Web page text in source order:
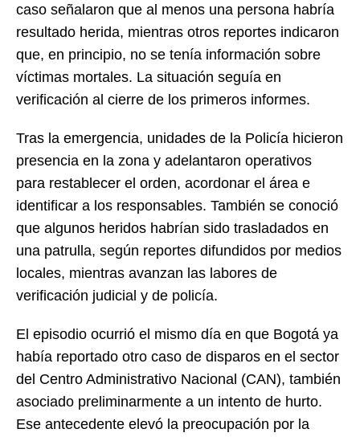
caso señalaron que al menos una persona habría
resultado herida, mientras otros reportes indicaron
que, en principio, no se tenía información sobre
víctimas mortales. La situación seguía en
verificación al cierre de los primeros informes.
Tras la emergencia, unidades de la Policía hicieron
presencia en la zona y adelantaron operativos
para restablecer el orden, acordonar el área e
identificar a los responsables. También se conoció
que algunos heridos habrían sido trasladados en
una patrulla, según reportes difundidos por medios
locales, mientras avanzan las labores de
verificación judicial y de policía.
El episodio ocurrió el mismo día en que Bogotá ya
había reportado otro caso de disparos en el sector
del Centro Administrativo Nacional (CAN), también
asociado preliminarmente a un intento de hurto.
Ese antecedente elevó la preocupación por la